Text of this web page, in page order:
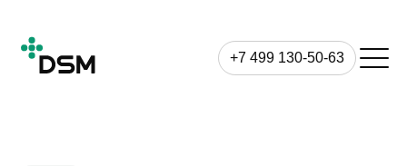
+7 499 130-50-63